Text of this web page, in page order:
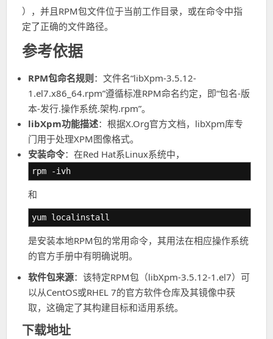
），并且RPM包文件位于当前工作目录，或在命令中指
定了正确的文件路径。
参考依据
RPM包命名规则 ：文件名“libXpm-3.5.12-
1.el7.x86_64.rpm”遵循标准RPM命名约定，即“包名-版
本-发行.操作系统.架构.rpm”。
libXpm功能描述：根据X.Org官方文档，libXpm库专
门用于处理XPM图像格式。
安装命令：在Red Hat系Linux系统中，
rpm -ivh
和
yum localinstall
是安装本地RPM包的常用命令，其用法在相应操作系统
的官方手册中有明确说明。
软件包来源：该特定RPM包（libXpm-3.5.12-1.el7）可
以从CentOS或RHEL 7的官方软件仓库及其镜像中获
取，这确定了其构建目标和适用系统。
下载地址